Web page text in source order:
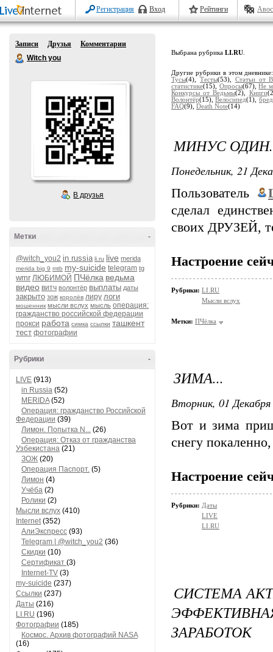
Регистрация Вход Рейтинги
Записи Друзья
Комментарии
Witch you
В друзья
-
Метки
@witch_you2 in russia li.ru live merida
merida big 9 mtb my-suicide telegram tg
wmr ЛЮБИМОЙ ПЧёлка ведьма
видео витч волонтёр выплаты даты
закрыто зож королёв лиру логи
мошенник мысли вслух мысль операция:
гражданство российской федерации
прокси работа симка ссылки ташкент
тест фотографии
-
Рубрики
LIVE (913)
in Russia (52)
MERIDA(52)
Операция: гражданство Российской
Федерации (39)
Лимон. Попытка N... (26)
Операция: Отказ от гражданства
Узбекистана (21)
ЗОЖ (20)
Операция Паспорт. (5)
Лимон (4)
Учёба (2)
Ролики (2)
Мысли вслух (410)
Internet(352)
АлиЭкспресс (93)
Telegram | @witch_you2 (36)
Скидки (10)
Сертификат (3)
Internet-TV (3)
my-suicide (237)
Ссылки (237)
Даты (216)
LI.RU (196)
Фотографии (185)
Космос. Архив фотографий NASA
(16)
Выбрана рубрика LI.RU
Другие рубрики в этом
Тусы(4), Тесты(53), Статьи от
статистике(15), Опросы(67),Не
Конкурсы от Ведьмы(2), Книги
Волонтёр(15),Велосипед(1), бред
FAQ(9), Death Note(14)
МИНУС
Понедельник, 21
Пользователь
сделал
своих ДРУЗЕЙ,
Настроение
Рубрики: LI.RU
Мысли вслух
Метки: ПЧёлка
ЗИМА...
Вторник, 01
Вот и зима
снегу
Настроение
Рубрики: Даты
LIVE
LI.RU
СИСТЕМА
ЗАРАБОТОК